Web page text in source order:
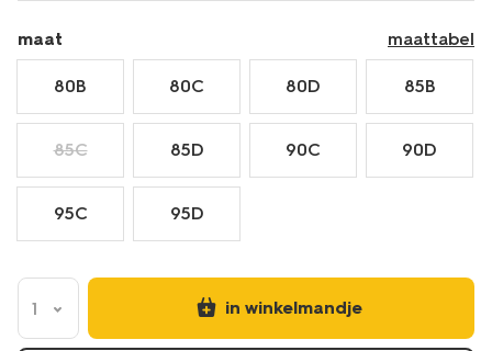
maat maattabel
80B 80C 80D 85B
85C 85D 90C 90D
95C 95D
1 in winkelmandje